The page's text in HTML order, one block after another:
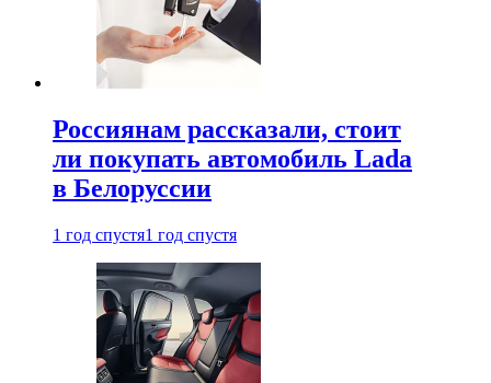
Россиянам рассказали, стоит
ли покупать автомобиль Lada
в Белоруссии
1 год спустя1 год спустя